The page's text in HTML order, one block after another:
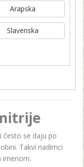
Arapska
Slavenska
često se daju po
Takvi nadimci
imenom.